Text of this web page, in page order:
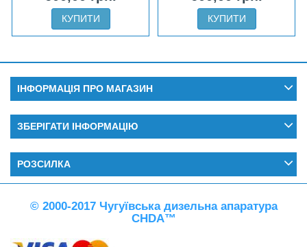
КУПИТИ КУПИТИ
ІНФОРМАЦІЯ ПРО МАГАЗИН
ЗБЕРІГАТИ ІНФОРМАЦІЮ
РОЗСИЛКА
© 2000-2017 Чугуївська дизельна апаратура
CHDA™